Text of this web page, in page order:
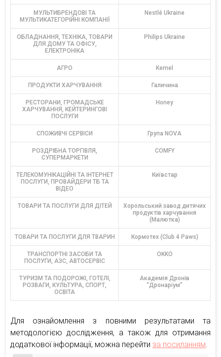
МУЛЬТИБРЕНДОВІ ТА
МУЛЬТИКАТЕГОРІЙНІ КОМПАНІЇ
Nestlé Ukraine
ОБЛАДНАННЯ, ТЕХНІКА, ТОВАРИ
ДЛЯ ДОМУ ТА ОФІСУ,
ЕЛЕКТРОНІКА
Philips Ukraine
АГРО Kernel
ПРОДУКТИ ХАРЧУВАННЯ Галичина
РЕСТОРАНИ, ГРОМАДСЬКЕ
ХАРЧУВАННЯ, КЕЙТЕРИНГОВІ
ПОСЛУГИ
Honey
СПОЖИВЧІ СЕРВІСИ Група NOVA
РОЗДРІБНА ТОРГІВЛЯ,
СУПЕРМАРКЕТИ
COMFY
ТЕЛЕКОМУНІКАЦІЙНІ ТА ІНТЕРНЕТ
ПОСЛУГИ, ПРОВАЙДЕРИ ТБ ТА
ВІДЕО
Київстар
ТОВАРИ ТА ПОСЛУГИ ДЛЯ ДІТЕЙ
Хорольський завод дитячих
продуктів харчування
(Малютка)
ТОВАРИ ТА ПОСЛУГИ ДЛЯ ТВАРИН Кормотех (Club 4 Paws)
ТРАНСПОРТНІ ЗАСОБИ ТА
ПОСЛУГИ, АЗС, АВТОСЕРВІС
OKKO
ТУРИЗМ ТА ПОДОРОЖІ, ГОТЕЛІ,
РОЗВАГИ, КУЛЬТУРА, СПОРТ,
ОСВІТА
Академія Дронів
“Дронаріум”
Для ознайомлення з повними результатами та
методологією дослідження, а також для отримання
додаткової інформації, можна перейти за посиланням.